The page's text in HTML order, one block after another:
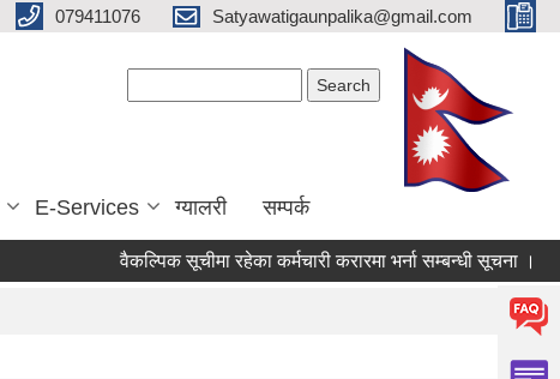
079411076 Satyawatigaunpalika@gmail.com
E-Services ग्यालरी सम्पर्क
वैकल्पिक सूचीमा रहेका कर्मचारी करारमा भर्ना सम्बन्धी सूचना ।